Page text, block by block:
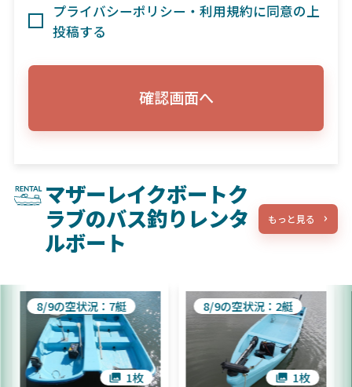
プライバシーポリシー・利用規約に同意の上
投稿する
確認画面へ
マザーレイクボートク
ラブのバス釣りレンタ
ルボート
もっと見る
8/9の空状況：7艇
1枚
8/9の空状況：2艇
1枚